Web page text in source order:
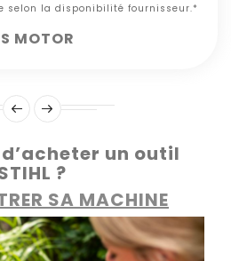
selon la disponibilité fournisseur.*
MOTOR
un outil
?
SA MACHINE